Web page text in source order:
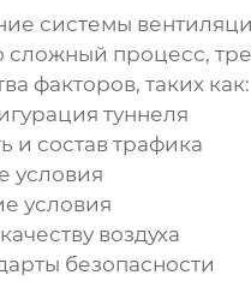
системы
сложный процесс,
факторов, таких как:
туннеля
и состав трафика
условия
условия
воздуха
безопасности